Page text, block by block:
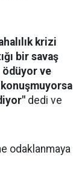
krizi
bir savaş
ödüyor ve
konuşmuyorsa
dedi ve
odaklanmaya